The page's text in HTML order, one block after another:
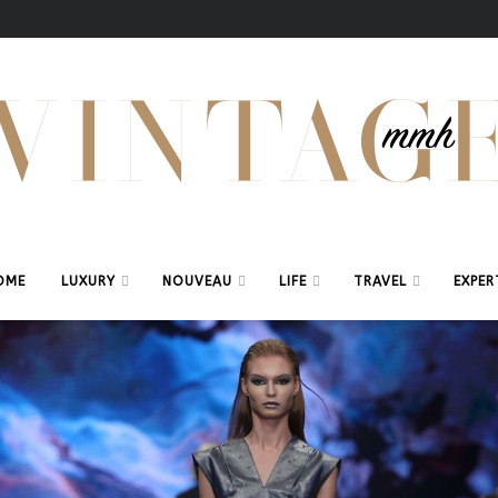
LUXURY NOUVEAU LIFE TRAVEL